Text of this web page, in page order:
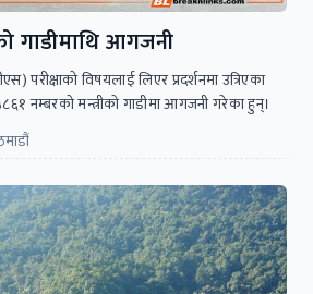
गाडीमाथि आगजनी
परीक्षाको विषयलाई लिएर प्रदर्शनमा उत्रिएका
नम्बरको मन्त्रीकाे गाडीमा आगजनी गरेका हुन्।